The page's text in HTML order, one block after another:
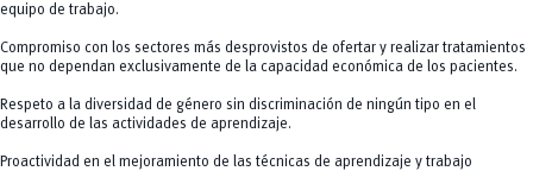
equipo de trabajo.
Compromiso con los sectores más desprovistos de ofertar y realizar tratamientos
que no dependan exclusivamente de la capacidad económica de los pacientes.
Respeto a la diversidad de género sin discriminación de ningún tipo en el
desarrollo de las actividades de aprendizaje.
Proactividad en el mejoramiento de las técnicas de aprendizaje y trabajo